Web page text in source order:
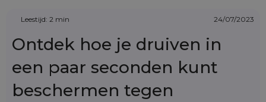
Leestijd: 2 min 24/07/2023
Ontdek hoe je druiven in
een paar seconden kunt
beschermen tegen